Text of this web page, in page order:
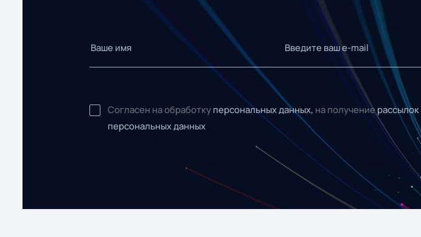
Согласен на обработку персональных данных, на получениерассылок
персональных данных